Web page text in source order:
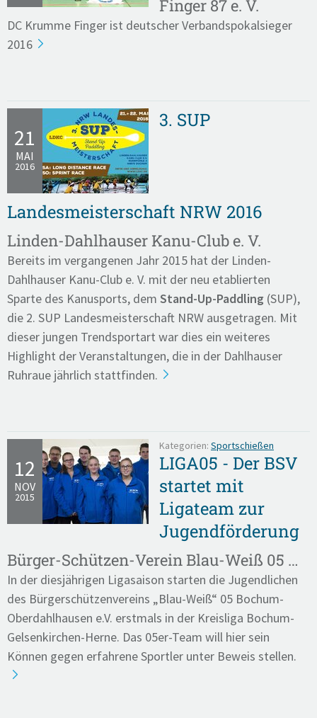
Finger 87 e. V.
DC Krumme Finger ist deutscher Verbandspokalsieger
2016
21
MAI
2016
3. SUP
Landesmeisterschaft NRW 2016
Linden-Dahlhauser Kanu-Club e. V.
Bereits im vergangenen Jahr 2015 hat der Linden-
Dahlhauser Kanu-Club e. V. mit der neu etablierten
Sparte des Kanusports, dem Stand-Up-Paddling (SUP),
die 2. SUP Landesmeisterschaft NRW ausgetragen. Mit
dieser jungen Trendsportart war dies ein weiteres
Highlight der Veranstaltungen, die in der Dahlhauser
Ruhraue jährlich stattfinden.
12
NOV
2015
Kategorien: Sportschießen
LIGA05 - Der BSV
startet mit
Ligateam zur
Jugendförderung
Bürger-Schützen-Verein Blau-Weiß 05 …
In der diesjährigen Ligasaison starten die Jugendlichen
des Bürgerschützenvereins „Blau-Weiß“ 05 Bochum-
Oberdahlhausen e.V. erstmals in der Kreisliga Bochum-
Gelsenkirchen-Herne. Das 05er-Team will hier sein
Können gegen erfahrene Sportler unter Beweis stellen.